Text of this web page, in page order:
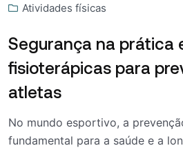
Atividades físicas
Segurança na prática
fisioterápicas para
atletas
No mundo esportivo, a
fundamental para a saúde e a